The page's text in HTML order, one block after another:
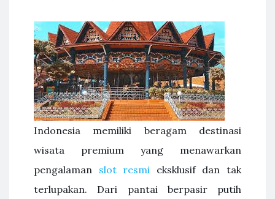
Indonesia memiliki beragam destinasi
wisata premium yang menawarkan
pengalaman slot resmi eksklusif dan tak
terlupakan. Dari pantai berpasir putih